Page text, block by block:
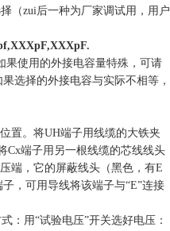
（zui后一种为厂家调试用，用户
果使用的外接电容量特殊，可请
选择的外接电容与实际不相等，
置。将UH端子用线缆的大铁夹
Cx端子用另一根线缆的芯线线头
端，它的屏蔽线头（黑色，有E
，可用导线将该端子与“E”连接
：用“试验电压”开关选好电压：